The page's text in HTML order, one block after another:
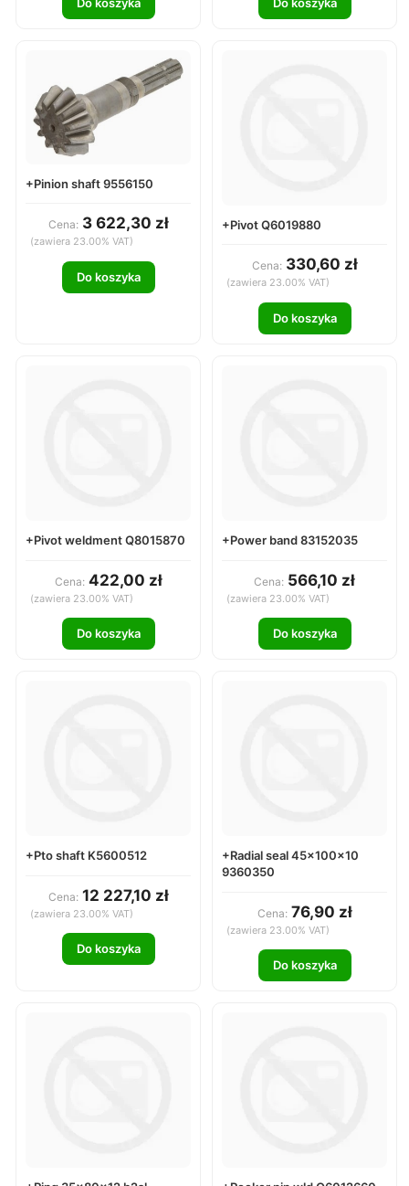
+Pinion shaft 9556150
Cena: 3 622,30 zł
(zawiera 23.00% VAT)
Do koszyka
+Pivot Q6019880
Cena: 330,60 zł
(zawiera 23.00% VAT)
Do koszyka
+Pivot weldment Q8015870
Cena: 422,00 zł
(zawiera 23.00% VAT)
Do koszyka
+Power band 83152035
Cena: 566,10 zł
(zawiera 23.00% VAT)
Do koszyka
+Pto shaft K5600512
Cena: 12 227,10 zł
(zawiera 23.00% VAT)
Do koszyka
+Radial seal 45x100x10
9360350
Cena: 76,90 zł
(zawiera 23.00% VAT)
Do koszyka